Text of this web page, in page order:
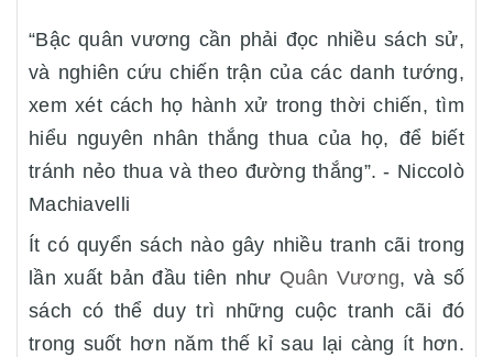
“Bậc quân vương cần phải đọc nhiều sách sử,
và nghiên cứu chiến trận của các danh tướng,
xem xét cách họ hành xử trong thời chiến, tìm
hiểu nguyên nhân thắng thua của họ, để biết
tránh nẻo thua và theo đường thắng”. - Niccolò
Machiavelli
Ít có quyển sách nào gây nhiều tranh cãi trong
lần xuất bản đầu tiên như Quân Vương, và số
sách có thể duy trì những cuộc tranh cãi đó
trong suốt hơn năm thế kỉ sau lại càng ít hơn.